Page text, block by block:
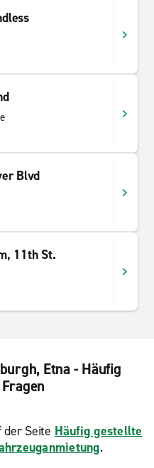
Blvd
11th St.
Etna - Häufig
der Seite Häufig gestellte
.